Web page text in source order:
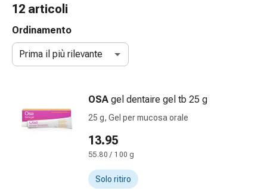
Tosse
e
bronchite
accessori
Detergente
per
naso
Tessuti
Raffreddore
12 articoli
Ordinamento
Prima il più rilevante
OSA gel dentaire gel tb 25 g
25 g, Gel per mucosa orale
13.95
55.80 / 100 g
Solo ritiro